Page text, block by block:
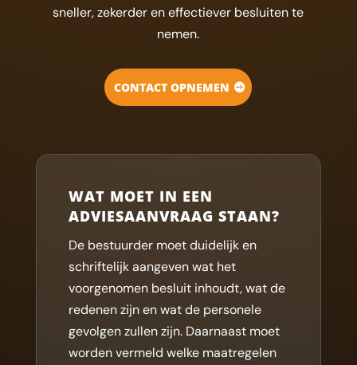
sneller, zekerder en effectiever besluiten te
nemen.
CONTACT OPNEMEN
WAT MOET IN EEN
ADVIESAANVRAAG STAAN?
De bestuurder moet duidelijk en
schriftelijk aangeven wat het
voorgenomen besluit inhoudt, wat de
redenen zijn en wat de personele
gevolgen zullen zijn. Daarnaast moet
worden vermeld welke maatregelen